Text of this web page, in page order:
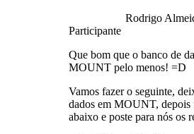
Rodrigo
Participante
Que bom que o banco de
MOUNT pelo menos! =D
Vamos fazer o seguinte,
dados em MOUNT, depois
abaixo e poste para nós os